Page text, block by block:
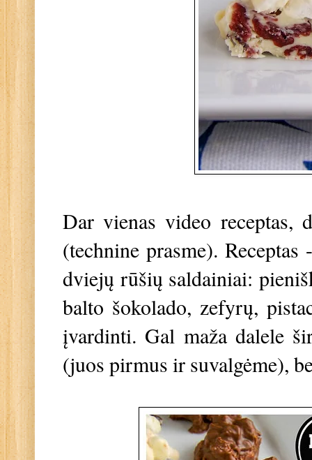
Dar vienas video receptas,
(technine prasme).
dviejų rūšių saldainiai:
balto šokolado, zefyrų,
įvardinti. Gal maža dalele
(juos pirmus ir suvalgėme),